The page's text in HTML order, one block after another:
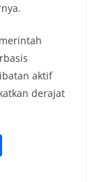
aktif
derajat